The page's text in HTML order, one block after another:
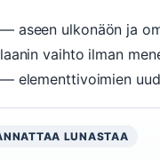
— aseen ulkonäön ja
vaihto ilman
elementtivoimien
LUNASTAA